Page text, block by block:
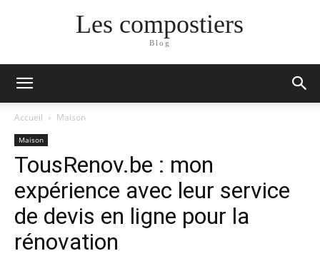
Les compostiers
Blog
Accueil Maison
Maison
TousRenov.be : mon
expérience avec leur service
de devis en ligne pour la
rénovation